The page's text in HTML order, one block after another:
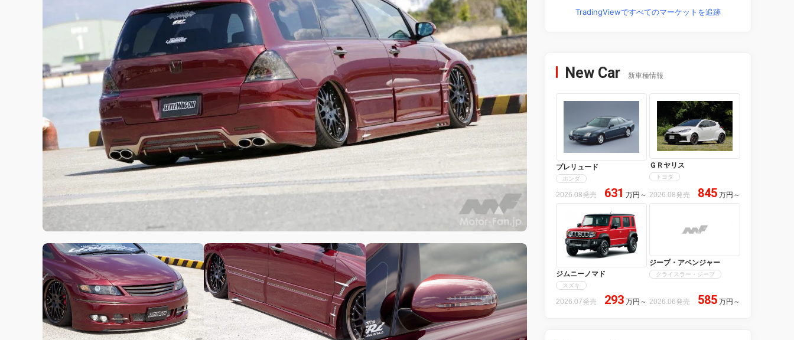
TradingViewですべてのマーケットを追跡
New Car 新車種情報
プレリュード
ホンダ
2026.08発売 631 万円 ～
ＧＲヤリス
トヨタ
2026.08発売 845 万円 ～
ジムニーノマド
スズキ
2026.07発売 293 万円 ～
ジープ・アベンジャー
クライスラー・ジープ
2026.06発売 585 万円 ～